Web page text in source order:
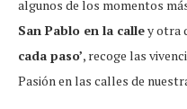
algunos de los momentos
San Pablo en la calley otra
cada paso’, recoge las
Pasión en las calles de